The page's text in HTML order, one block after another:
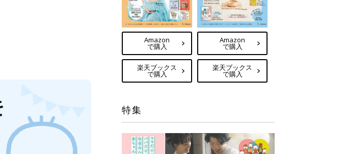
Amazon
で購入
楽天ブックス
で購入
Amazon
で購入
楽天ブックス
で購入
特集